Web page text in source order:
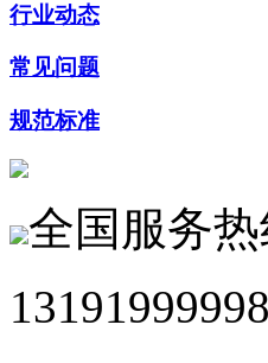
行业动态
常见问题
规范标准
全国服务
13191999998